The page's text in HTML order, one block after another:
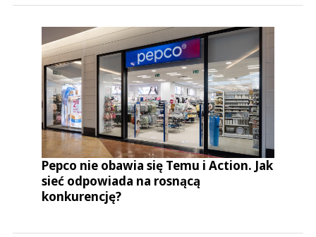
Pepco nie obawia się Temu i Action. Jak
sieć odpowiada na rosnącą
konkurencję?